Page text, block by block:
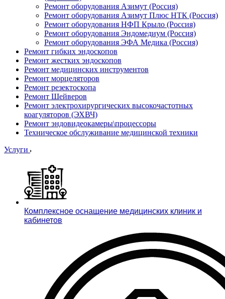
Ремонт оборудования Азимут (Россия)
Ремонт оборудования Азимут Плюс НТК (Россия)
Ремонт оборудования НФП Крыло (Россия)
Ремонт оборудования Эндомедиум (Россия)
Ремонт оборудования ЭФА Медика (Россия)
Ремонт гибких эндоскопов
Ремонт жестких эндоскопов
Ремонт медицинских инструментов
Ремонт морцеляторов
Ремонт резектоскопа
Ремонт Шейверов
Ремонт электрохирургических высокочастотных
коагуляторов (ЭХВЧ)
Ремонт эндовидеокамеры\процессоры
Техническое обслуживание медицинской техники
Услуги
Комплексное оснащение медицинских клиник и
кабинетов